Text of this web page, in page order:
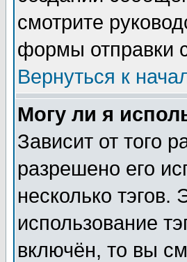
смотрите
формы отправки
Вернуться к
Могу ли я
Зависит от того
разрешено его
несколько
использование
включён, то вы